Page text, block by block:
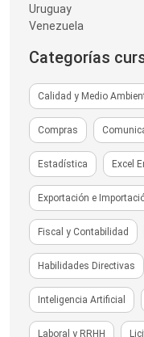
Uruguay
Venezuela
Categorías
Calidad y Medio
Compras
Estadística Excel
Exportación e
Fiscal y Contabilidad
Habilidades Directivas
Inteligencia Artificial
Laboral y RRHH